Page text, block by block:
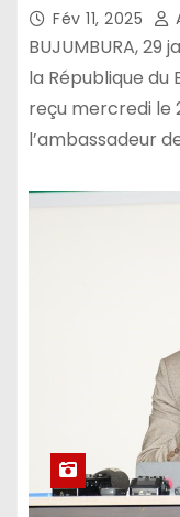
Fév 11, 2025
BUJUMBURA,
la République du
reçu mercredi le
l’ambassadeur